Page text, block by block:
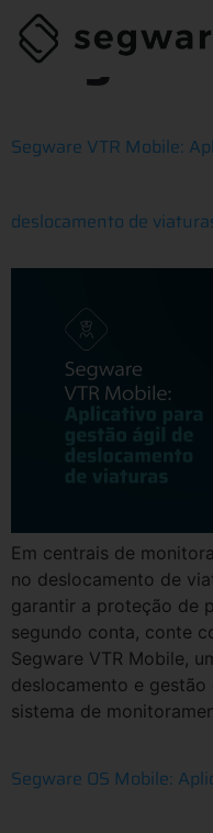
Tag:
Segware VTR Mobile:
deslocamento de
Em centrais de
no deslocamento de
garantir a proteção de
segundo conta, conte
Segware VTR Mobile,
deslocamento e
sistema de
Segware OS Mobile: